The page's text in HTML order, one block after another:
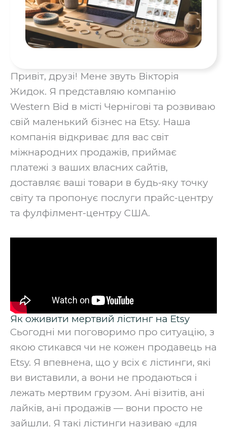
Привіт, друзі! Мене звуть Вікторія
Жидок. Я представляю компанію
Western Bid в місті Чернігові та розвиваю
свій маленький бізнес на Etsy. Наша
компанія відкриває для вас світ
міжнародних продажів, приймає
платежі з ваших власних сайтів,
доставляє ваші товари в будь-яку точку
світу та пропонує послуги прайс-центру
та фулфілмент-центру США.
Як оживити мертвий лістинг на Etsy
Сьогодні ми поговоримо про ситуацію, з
якою стикався чи не кожен продавець на
Etsy. Я впевнена, що у всіх є лістинги, які
ви виставили, а вони не продаються і
лежать мертвим грузом. Ані візитів, ані
лайків, ані продажів — вони просто не
зайшли. Я такі лістинги називаю «для